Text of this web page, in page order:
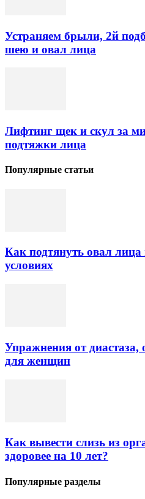
Устраняем брыли, 2й
шею и овал лица
Лифтинг щек и скул за
подтяжки лица
Популярные статьи
Как подтянуть овал
условиях
Упражнения от диастаза,
для женщин
Как вывести слизь из
здоровее на 10 лет?
Популярные разделы